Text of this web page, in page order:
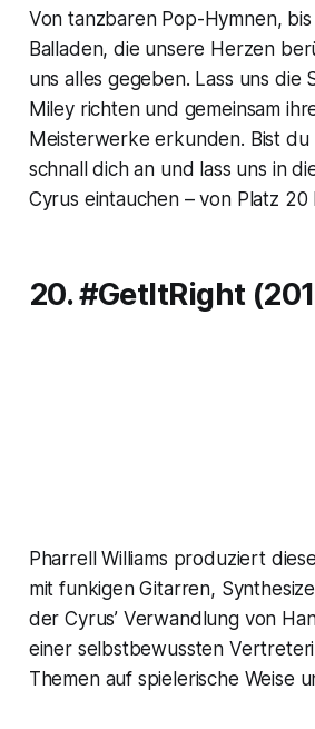
Von tanzbaren Pop-Hymnen,
Balladen, die unsere Herzen
uns alles gegeben. Lass uns die
Miley richten und gemeinsam
Meisterwerke erkunden. Bist du
schnall dich an und lass uns in
Cyrus eintauchen – von Platz 20
20. #GetItRight
Pharrell Williams produziert
mit funkigen Gitarren,
der Cyrus’ Verwandlung von
einer selbstbewussten
Themen auf spielerische Weise